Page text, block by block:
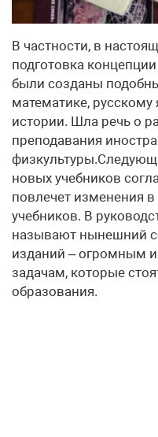
В частности, в
подготовка
были созданы
математике, русскому
истории. Шла речь о
преподавания
новых учебников
повлечет изменения
учебников. В
называют нынешний
изданий – огромным
задачам, которые
образования.